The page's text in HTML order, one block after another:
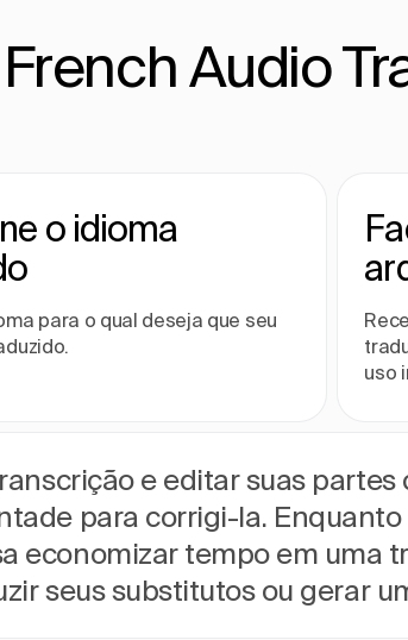
Audio
o idioma
para o qual deseja que seu
uso
e editar suas partes
para corrigi-la.
economizar tempo em uma
seus substitutos ou gerar